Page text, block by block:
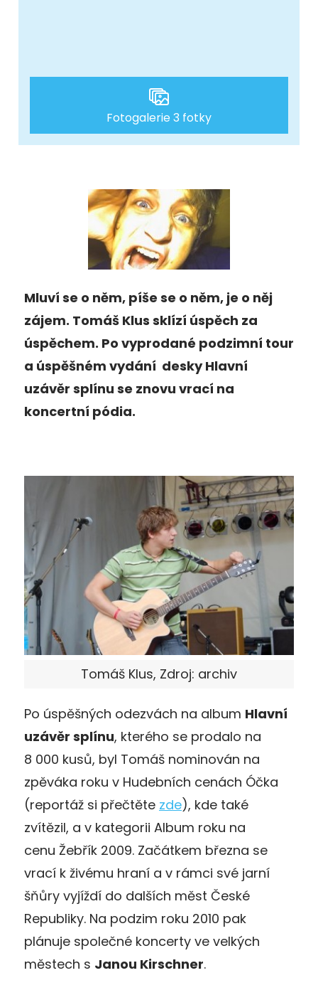
Fotogalerie 3 fotky
Mluví se o něm, píše se o něm, je o něj
zájem. Tomáš Klus sklízí úspěch za
úspěchem. Po vyprodané podzimní tour
a úspěšném vydání desky Hlavní
uzávěr splínu se znovu vrací na
koncertní pódia.
Tomáš Klus, Zdroj: archiv
Po úspěšných odezvách na album Hlavní
uzávěr splínu, kterého se prodalo na
8 000 kusů, byl Tomáš nominován na
zpěváka roku v Hudebních cenách Óčka
(reportáž si přečtěte zde), kde také
zvítězil, a v kategorii Album roku na
cenu Žebřík 2009. Začátkem března se
vrací k živému hraní a v rámci své jarní
šňůry vyjíždí do dalších měst České
Republiky. Na podzim roku 2010 pak
plánuje společné koncerty ve velkých
městech s Janou Kirschner.